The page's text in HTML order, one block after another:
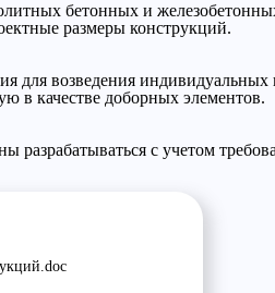
бетонных и
размеры конструкций.
для возведения
в качестве доборных элементов.
с учетом